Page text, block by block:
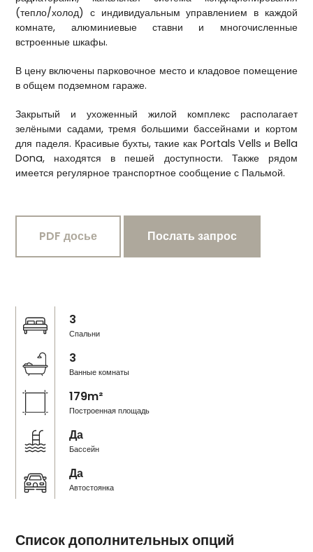
(тепло/холод) с индивидуальным управлением в каждой
комнате, алюминиевые ставни и многочисленные
встроенные шкафы.
В цену включены парковочное место и кладовое помещение
в общем подземном гараже.
Закрытый и ухоженный жилой комплекс располагает
зелёными садами, тремя большими бассейнами и кортом
для паделя. Красивые бухты, такие как Portals Vells и Bella
Dona, находятся в пешей доступности. Также рядом
имеется регулярное транспортное сообщение с Пальмой.
PDF досье Послать запрос
3
Спальни
3
Ванные комнаты
179m²
Построенная площадь
Да
Бассейн
Да
Автостоянка
Список дополнительных опций